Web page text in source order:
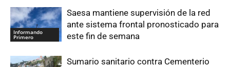
Informando
Primero
Saesa mantiene supervisión de la red
ante sistema frontal pronosticado para
este fin de semana
Sumario sanitario contra Cementerio